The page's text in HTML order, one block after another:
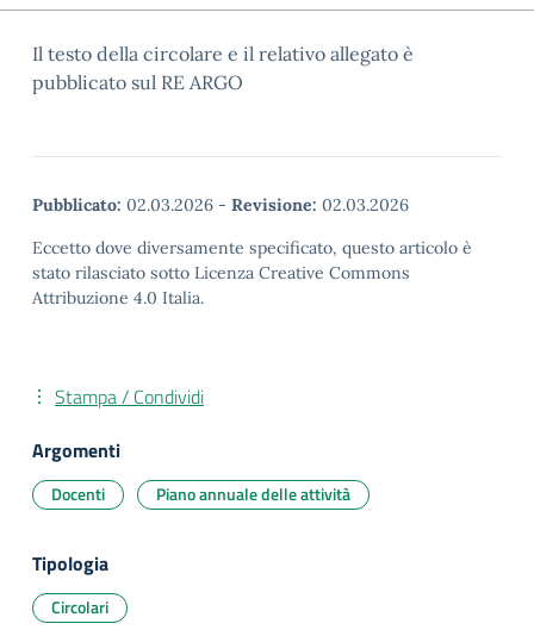
Il testo della circolare e il relativo allegato è
pubblicato sul RE ARGO
Pubblicato: 02.03.2026 - Revisione: 02.03.2026
Eccetto dove diversamente specificato, questo articolo è
stato rilasciato sotto Licenza Creative Commons
Attribuzione 4.0 Italia.
Stampa / Condividi
Argomenti
Docenti Piano annuale delle attività
Tipologia
Circolari